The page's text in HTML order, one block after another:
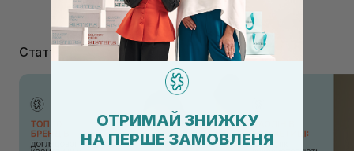
Статті
ОТРИМАЙ ЗНИЖКУ
НА ПЕРШЕ ЗАМОВЛЕНЯ